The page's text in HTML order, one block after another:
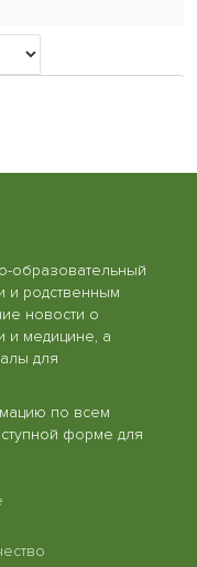
образовательный
и родственным
новости о
и медицине, а
для
по всем
форме для